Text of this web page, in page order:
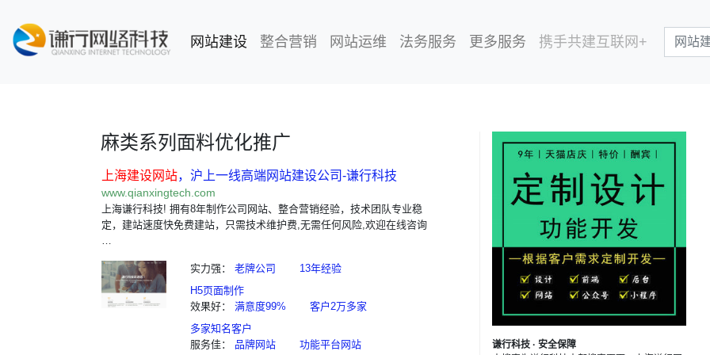
网站建设 (current)
整合营销 网站运维 法务服务 更多服务 携手共建互联网+
麻类系列面料优化推广
上海建设网站，沪上一线高端网站建设公司-谦行科技
www.qianxingtech.com
上海谦行科技! 拥有8年制作公司网站、整合营销经验，技术团队专业稳
定，建站速度快免费建站，只需技术维护费,无需任何风险,欢迎在线咨询
…
实力强： 老牌公司
13年经验
H5页面制作
效果好：
满意度99%
客户2万多家
多家知名客户
服务佳：
品牌网站 功能平台网站
谦行科技 · 安全保障